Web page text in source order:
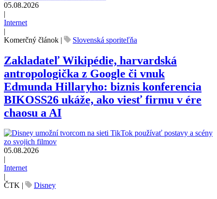
05.08.2026
|
Internet
|
Komerčný článok | Slovenská sporiteľňa
Zakladateľ Wikipédie, harvardská
antropologička z Google či vnuk
Edmunda Hillaryho: biznis konferencia
BIKOSS26 ukáže, ako viesť firmu v ére
chaosu a AI
05.08.2026
Internet
ČTK
Disney